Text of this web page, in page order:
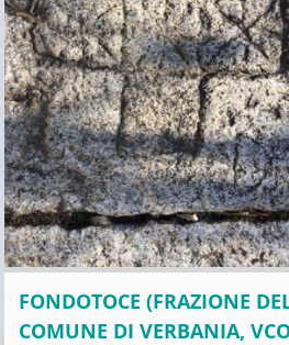
FONDOTOCE (FRAZIONE
COMUNE DI VERBANIA,